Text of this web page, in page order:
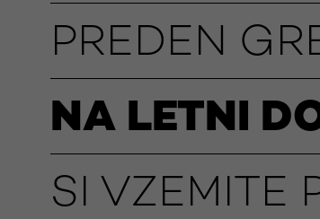
PREDEN
NA LETNI
SI VZEMITE